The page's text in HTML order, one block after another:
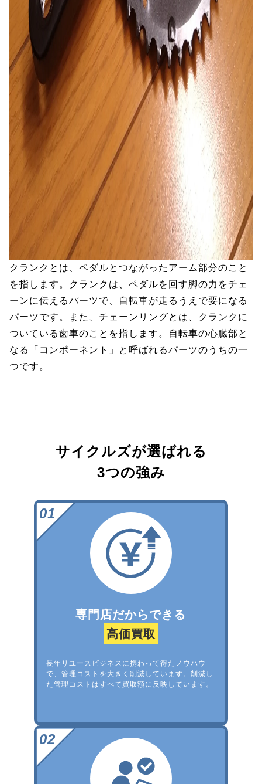
クランクとは、ペダルとつながったアーム部分のこと
を指します。クランクは、ペダルを回す脚の力をチェ
ーンに伝えるパーツで、自転車が走るうえで要になる
パーツです。また、チェーンリングとは、クランクに
ついている歯車のことを指します。自転車の心臓部と
なる「コンポーネント」と呼ばれるパーツのうちの一
つです。
サイクルズが選ばれる
3つの強み
専門店だからできる
高価買取
長年リユースビジネスに携わって得たノウハウ
で、管理コストを大きく削減しています。削減し
た管理コストはすべて買取額に反映しています。